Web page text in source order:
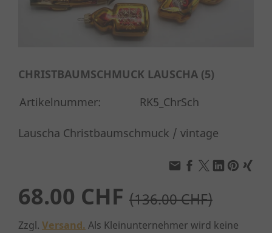
CHRISTBAUMSCHMUCK LAUSCHA (5)
Artikelnummer:
RK5_ChrSch
Lauscha Christbaumschmuck / vintage
68.00 CHF (136.00 CHF)
Zzgl. Versand. Als Kleinunternehmer wird keine